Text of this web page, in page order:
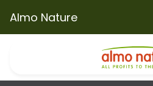
Almo Nature